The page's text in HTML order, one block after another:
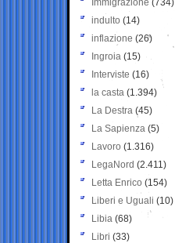
Immigrazione (734)
indulto (14)
inflazione (26)
Ingroia (15)
Interviste (16)
la casta (1.394)
La Destra (45)
La Sapienza (5)
Lavoro (1.316)
LegaNord (2.411)
Letta Enrico (154)
Liberi e Uguali (10)
Libia (68)
Libri (33)